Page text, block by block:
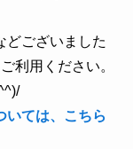
どございました
利用ください。
いては、こちら